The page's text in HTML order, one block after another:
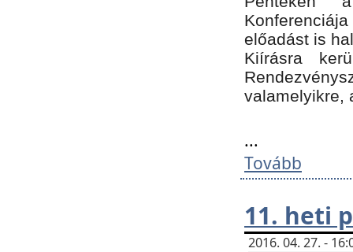
előadást is
Kiírásra
valamelyikre,
...
Tovább
11. heti
2016. 04. 27. -